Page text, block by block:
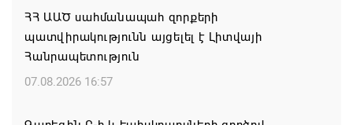
ՀՀ ԱԱԾ սահմանապահ զորքերի
պատվիրակությունն այցելել է Լիտվայի
Հանրապետություն
07.08.2026 16:57